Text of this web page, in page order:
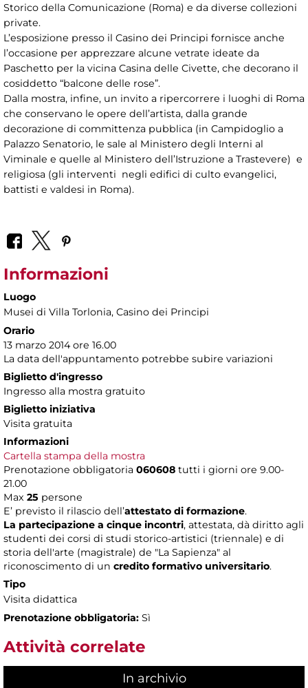
Storico della Comunicazione (Roma) e da diverse collezioni
private.
L’esposizione presso il Casino dei Principi fornisce anche
l’occasione per apprezzare alcune vetrate ideate da
Paschetto per la vicina Casina delle Civette, che decorano il
cosiddetto “balcone delle rose”.
Dalla mostra, infine, un invito a ripercorrere i luoghi di Roma
che conservano le opere dell’artista, dalla grande
decorazione di committenza pubblica (in Campidoglio a
Palazzo Senatorio, le sale al Ministero degli Interni al
Viminale e quelle al Ministero dell’Istruzione a Trastevere) e
religiosa (gli interventi negli edifici di culto evangelici,
battisti e valdesi in Roma).
Informazioni
Luogo
Musei di Villa Torlonia, Casino dei Principi
Orario
13 marzo 2014 ore 16.00
La data dell'appuntamento potrebbe subire variazioni
Biglietto d'ingresso
Ingresso alla mostra gratuito
Biglietto iniziativa
Visita gratuita
Informazioni
Cartella stampa della mostra
Prenotazione obbligatoria 060608 tutti i giorni ore 9.00-
21.00
Max 25 persone
E’ previsto il rilascio dell’attestato di formazione.
La partecipazione a cinque incontri, attestata, dà diritto agli
studenti dei corsi di studi storico-artistici (triennale) e di
storia dell'arte (magistrale) de "La Sapienza" al
riconoscimento di un credito formativo universitario.
Tipo
Visita didattica
Prenotazione obbligatoria: Sì
Attività correlate
In archivio